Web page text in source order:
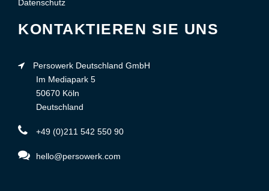
Datenschutz
KONTAKTIEREN SIE UNS
Persowerk Deutschland GmbH
Im Mediapark 5
50670 Köln
Deutschland
+49 (0)211 542 550 90
hello@persowerk.com